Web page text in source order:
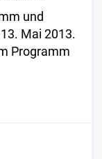
und
Mai 2013.
Programm